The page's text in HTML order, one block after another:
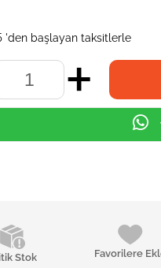
'den başlayan taksitlerle
Stok Favorilere